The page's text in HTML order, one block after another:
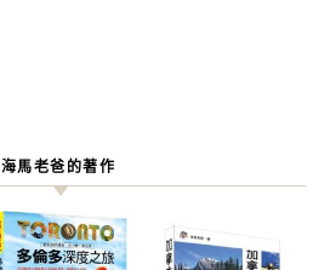
海馬老爸的著作